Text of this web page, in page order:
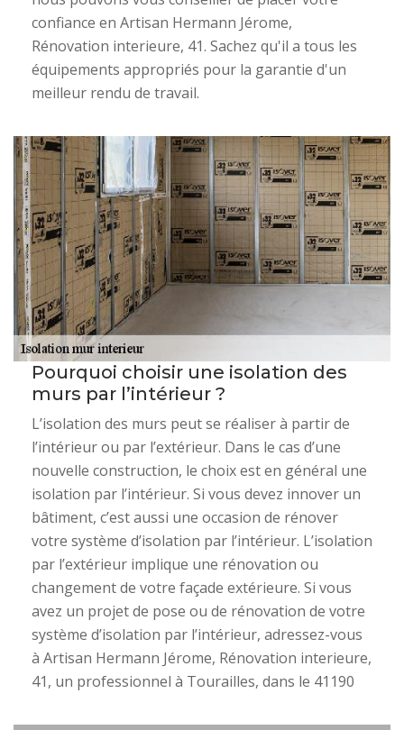
confiance en Artisan Hermann Jérome,
Rénovation interieure, 41. Sachez qu'il a tous les
équipements appropriés pour la garantie d'un
meilleur rendu de travail.
Pourquoi choisir une isolation des
murs par l’intérieur ?
L’isolation des murs peut se réaliser à partir de
l’intérieur ou par l’extérieur. Dans le cas d’une
nouvelle construction, le choix est en général une
isolation par l’intérieur. Si vous devez innover un
bâtiment, c’est aussi une occasion de rénover
votre système d’isolation par l’intérieur. L’isolation
par l’extérieur implique une rénovation ou
changement de votre façade extérieure. Si vous
avez un projet de pose ou de rénovation de votre
système d’isolation par l’intérieur, adressez-vous
à Artisan Hermann Jérome, Rénovation interieure,
41, un professionnel à Tourailles, dans le 41190